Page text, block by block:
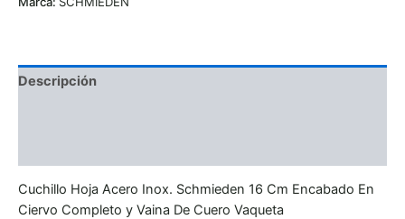
Descripción
Cuchillo Hoja Acero Inox. Schmieden 16 Cm Encabado En
Ciervo Completo y Vaina De Cuero Vaqueta